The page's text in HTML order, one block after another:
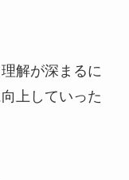
解が深まるに
上していった